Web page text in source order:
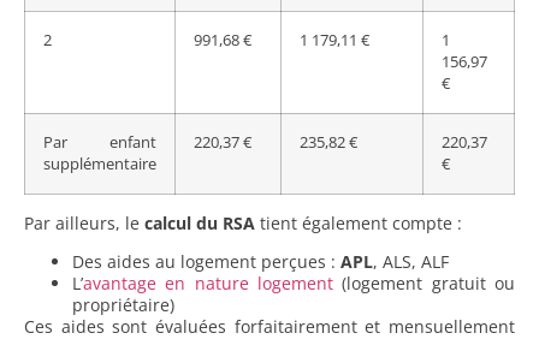
2 991,68 € 1 179,11 €
1
156,97
€
Par enfant
supplémentaire
220,37 € 235,82 €
220,37
€
Par ailleurs, le calcul du RSA tient également compte :
Des aides au logement perçues : APL, ALS, ALF
L’avantage en nature logement (logement gratuit ou
propriétaire)
Ces aides sont évaluées forfaitairement et mensuellement